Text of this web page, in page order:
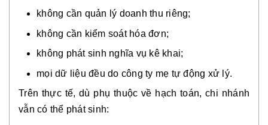
không cần quản lý doanh thu riêng;
không cần kiểm soát hóa đơn;
không phát sinh nghĩa vụ kê khai;
mọi dữ liệu đều do công ty mẹ tự động xử lý.
Trên thực tế, dù phụ thuộc về hạch toán, chi nhánh
vẫn có thể phát sinh: